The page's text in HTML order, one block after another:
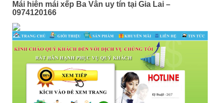
Mái hiên mái xếp Ba Vân uy tín tại Gia Lai –
0974120166